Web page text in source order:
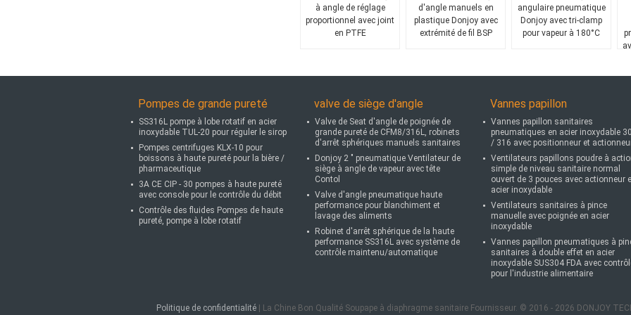
à angle de réglage
proportionnel avec joint
en PTFE
d'angle manuels en
plastique Donjoy avec
extrémité de fil BSP
angulaire pneumatique
Donjoy avec tri-clamp
pour vapeur à 180°C
Pompes de grande pureté
SS316L pompe à lobe rotatif en acier
inoxydable TUL-20 pour réguler le sirop
Pompes centrifuges KLX-10 pour
boissons à haute pureté pour la bière /
pharmaceutique
3A CE CIP - 30 pompes à haute pureté
avec console pour le contrôle du débit
Contrôle des fluides Pompes de haute
pureté, pompe à lobe rotatif
valve de siège d'angle
Valve de Seat d'angle de poignée de
grande pureté de CFM8/316L, robinets
d'arrêt sphériques manuels sanitaires
Donjoy 2 " pneumatique Ventilateur de
siège à angle de vapeur avec tête
Contol
Valve d'angle pneumatique haute
performance pour blanchiment et
lavage des aliments
Robinet d'arrêt sphérique de la haute
performance SS316L avec système de
contrôle maintenu/automatique
Vannes papillon
Vannes papillon sanitaires
pneumatiques en acier inoxydable
/ 316 avec positionneur et
Ventilateurs papillons poudre à
simple de niveau sanitaire normal
ouvert de 3 pouces avec actionneur
acier inoxydable
Ventilateurs sanitaires à pince
manuelle avec poignée en acier
inoxydable
Vannes papillon pneumatiques à
sanitaires à double effet en acier
inoxydable SUS304 FDA avec
pour l'industrie alimentaire
Politique de confidentialité | La Chine Bon Qualité Soupape à diaphragme sanitaire Fournisseur. © 2016 - 2026 DONJOY